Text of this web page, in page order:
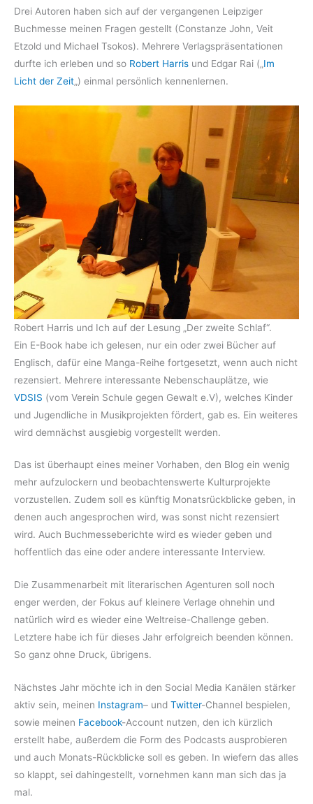
Drei Autoren haben sich auf der vergangenen Leipziger
Buchmesse meinen Fragen gestellt (Constanze John, Veit
Etzold und Michael Tsokos). Mehrere Verlagspräsentationen
durfte ich erleben und so Robert Harris und Edgar Rai („ Im
Licht der Zeit„) einmal persönlich kennenlernen.
Robert Harris und Ich auf der Lesung „Der zweite Schlaf“.
Ein E-Book habe ich gelesen, nur ein oder zwei Bücher auf
Englisch, dafür eine Manga-Reihe fortgesetzt, wenn auch nicht
rezensiert. Mehrere interessante Nebenschauplätze, wie
VDSIS (vom Verein Schule gegen Gewalt e.V), welches Kinder
und Jugendliche in Musikprojekten fördert, gab es. Ein weiteres
wird demnächst ausgiebig vorgestellt werden.
Das ist überhaupt eines meiner Vorhaben, den Blog ein wenig
mehr aufzulockern und beobachtenswerte Kulturprojekte
vorzustellen. Zudem soll es künftig Monatsrückblicke geben, in
denen auch angesprochen wird, was sonst nicht rezensiert
wird. Auch Buchmesseberichte wird es wieder geben und
hoffentlich das eine oder andere interessante Interview.
Die Zusammenarbeit mit literarischen Agenturen soll noch
enger werden, der Fokus auf kleinere Verlage ohnehin und
natürlich wird es wieder eine Weltreise-Challenge geben.
Letztere habe ich für dieses Jahr erfolgreich beenden können.
So ganz ohne Druck, übrigens.
Nächstes Jahr möchte ich in den Social Media Kanälen stärker
aktiv sein, meinen Instagram– und Twitter-Channel bespielen,
sowie meinen Facebook-Account nutzen, den ich kürzlich
erstellt habe, außerdem die Form des Podcasts ausprobieren
und auch Monats-Rückblicke soll es geben. In wiefern das alles
so klappt, sei dahingestellt, vornehmen kann man sich das ja
mal.